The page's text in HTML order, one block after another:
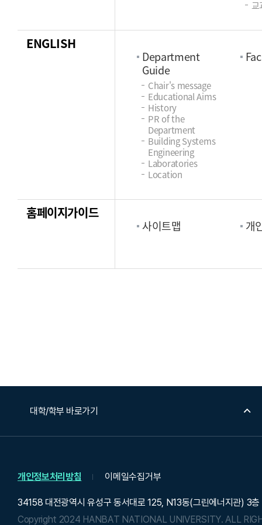
ENGLISH
Department
Guide
Chair's message
Educational Aims
History
PR of the
Department
Building Systems
Engineering
Laboratories
Location
홈페이지가이드
사이트맵 개
대학/학부 바로가기
개인정보처리방침 이메일수집거부
34158 대전광역시 유성구 동서대로 125, N13동(그린에너지관) 3
Copyright 2024 HANBAT NATIONAL UNIVERSITY.ALL